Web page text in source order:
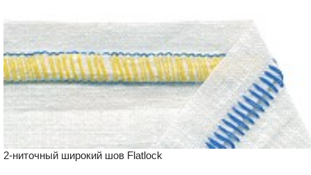
2-ниточный широкий шов Flatlock